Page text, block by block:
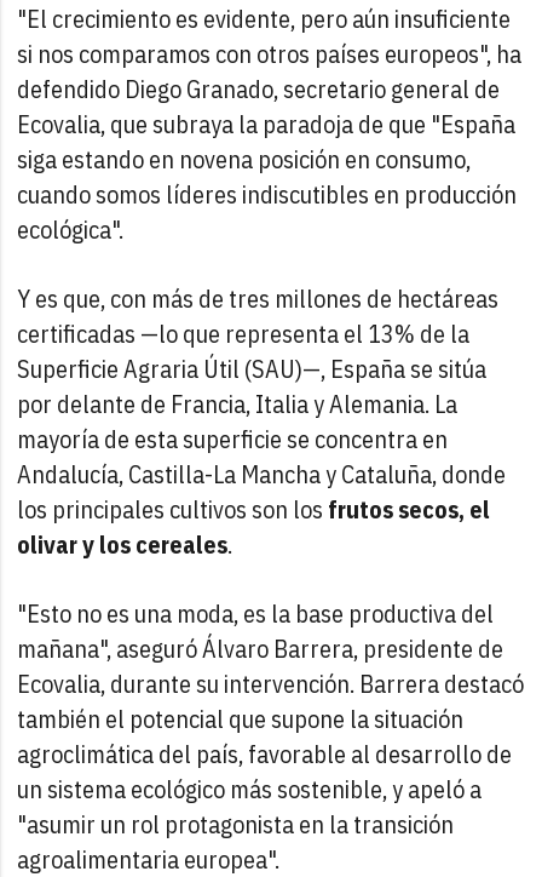
"El crecimiento es evidente, pero aún insuficiente
si nos comparamos con otros países europeos", ha
defendido Diego Granado, secretario general de
Ecovalia, que subraya la paradoja de que "España
siga estando en novena posición en consumo,
cuando somos líderes indiscutibles en producción
ecológica".
Y es que, con más de tres millones de hectáreas
certificadas —lo que representa el 13% de la
Superficie Agraria Útil (SAU)—, España se sitúa
por delante de Francia, Italia y Alemania. La
mayoría de esta superficie se concentra en
Andalucía, Castilla-La Mancha y Cataluña, donde
los principales cultivos son los frutos secos, el
olivar y los cereales.
"Esto no es una moda, es la base productiva del
mañana", aseguró Álvaro Barrera, presidente de
Ecovalia, durante su intervención. Barrera destacó
también el potencial que supone la situación
agroclimática del país, favorable al desarrollo de
un sistema ecológico más sostenible, y apeló a
"asumir un rol protagonista en la transición
agroalimentaria europea".